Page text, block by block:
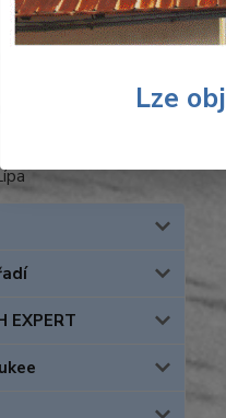
pro kutily a
EXPERT
Lze